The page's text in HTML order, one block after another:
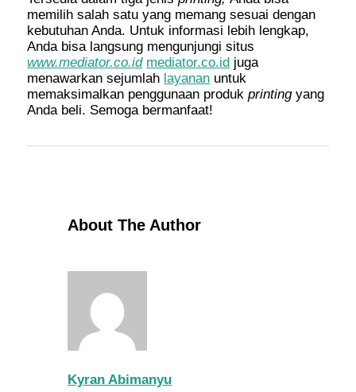
memilih salah satu yang memang sesuai dengan
kebutuhan Anda. Untuk informasi lebih lengkap,
Anda bisa langsung mengunjungi situs
www.mediator.co.id mediator.co.id juga
menawarkan sejumlah layanan untuk
memaksimalkan penggunaan produkprintingyang
Anda beli. Semoga bermanfaat!
About The Author
Kyran Abimanyu